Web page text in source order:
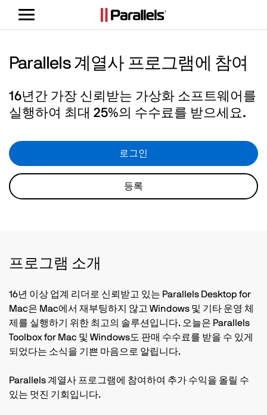
탐
Parallels 계열사 프로그램에 참여
16년간 가장 신뢰받는 가상화 소프트웨어를
실행하여 최대 25%의 수수료를 받으세요.
로그인
등록
프로그램 소개
16년 이상 업계 리더로 신뢰받고 있는 Parallels Desktop for
Mac은 Mac에서 재부팅하지 않고 Windows 및 기타 운영 체
제를 실행하기 위한 최고의 솔루션입니다. 오늘은 Parallels
Toolbox for Mac 및 Windows도 판매 수수료를 받을 수 있게
되었다는 소식을 기쁜 마음으로 알립니다.
Parallels 계열사 프로그램에 참여하여 추가 수익을 올릴 수
있는 멋진 기회입니다.